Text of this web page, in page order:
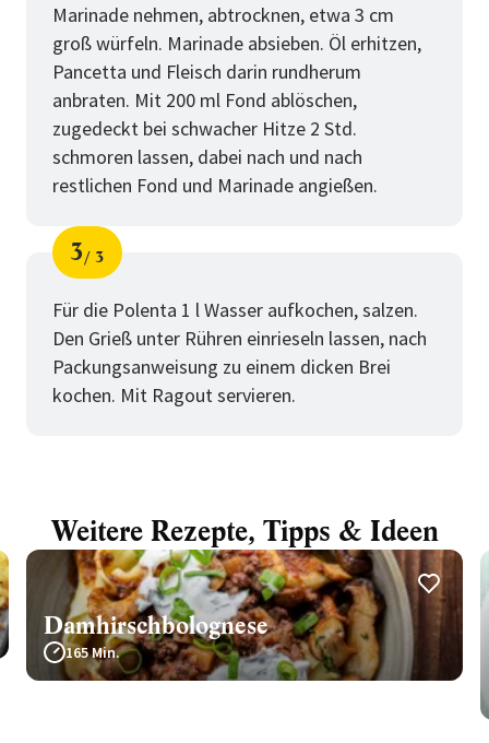
Marinade nehmen, abtrocknen, etwa 3 cm
groß würfeln. Marinade absieben. Öl erhitzen,
Pancetta und Fleisch darin rundherum
anbraten. Mit 200 ml Fond ablöschen,
zugedeckt bei schwacher Hitze 2 Std.
schmoren lassen, dabei nach und nach
restlichen Fond und Marinade angießen.
Schritt
3
von
3
Für die Polenta 1 l Wasser aufkochen, salzen.
Den Grieß unter Rühren einrieseln lassen, nach
Packungsanweisung zu einem dicken Brei
kochen. Mit Ragout servieren.
Weitere Rezepte, Tipps & Ideen
Damhirschbolognese
165 Min.